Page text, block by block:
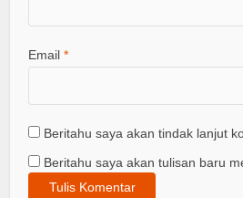
Email*
Beritahu saya akan tindak lanjut
Beritahu saya akan tulisan baru